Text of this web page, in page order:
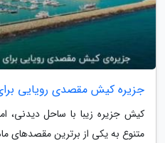
جزیره کیش مقصدی رویایی
کیش جزیره زیبا با ساحل دیدنی،
متنوع به یکی از برترین مقصدهای